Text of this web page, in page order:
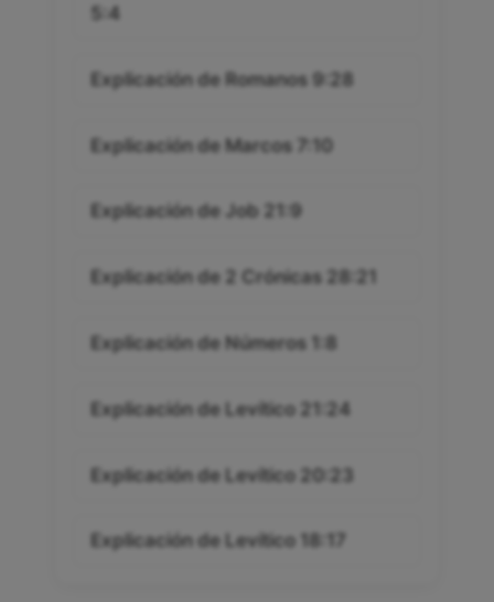
5:4
Explicación de Romanos 9:28
Explicación de Marcos 7:10
Explicación de Job 21:9
Explicación de 2 Crónicas 28:21
Explicación de Números 1:8
Explicación de Levítico 21:24
Explicación de Levítico 20:23
Explicación de Levítico 18:17